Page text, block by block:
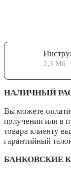
2,3 Мб
НАЛИЧНЫЙ
Вы можете
получении или в
товара клиенту
гарантийный
БАНКОВСКИЕ